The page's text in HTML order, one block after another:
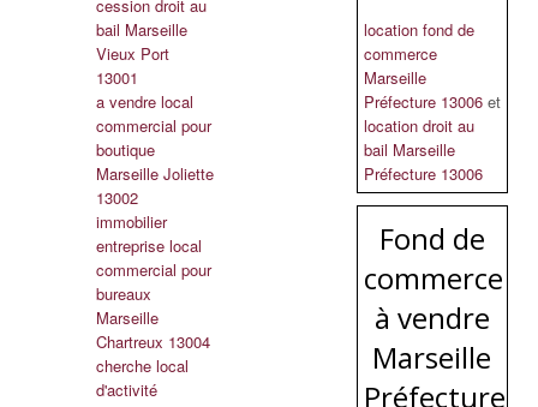
cession droit au
bail Marseille
Vieux Port
13001
a vendre local
commercial pour
boutique
Marseille Joliette
13002
immobilier
entreprise local
commercial pour
bureaux
Marseille
Chartreux 13004
cherche local
d'activité
location fond de
commerce
Marseille
Préfecture 13006 et
location droit au
bail Marseille
Préfecture 13006
Fond de
commerce
à vendre
Marseille
Préfecture